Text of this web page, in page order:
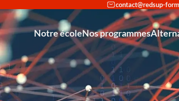
Notre école
Partenariat avec Cisco et
Nos programmes